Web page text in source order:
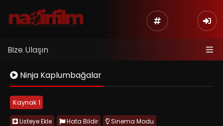
Bize Ulaşın
Ninja Kaplumbağalar
Kaynak 1
Listeye Ekle Hata Bildir Sinema Modu